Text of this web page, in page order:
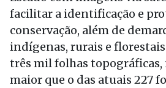
facilitar a identificação e
conservação, além de
indígenas, rurais e
três mil folhas topográficas,
maior que o das atuais 227